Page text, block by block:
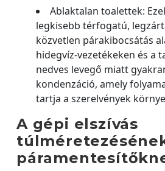
Ablaktalan toalettek:
legkisebb térfogatú,
közvetlen párakibocsátás
hidegvíz-vezetékeken és a
nedves levegő miatt
kondenzáció, amely
tartja a szerelvények
A gépi elszívás